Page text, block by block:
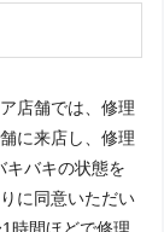
店舗では、修理
に来店し、修理
キバキの状態を
に同意いただい